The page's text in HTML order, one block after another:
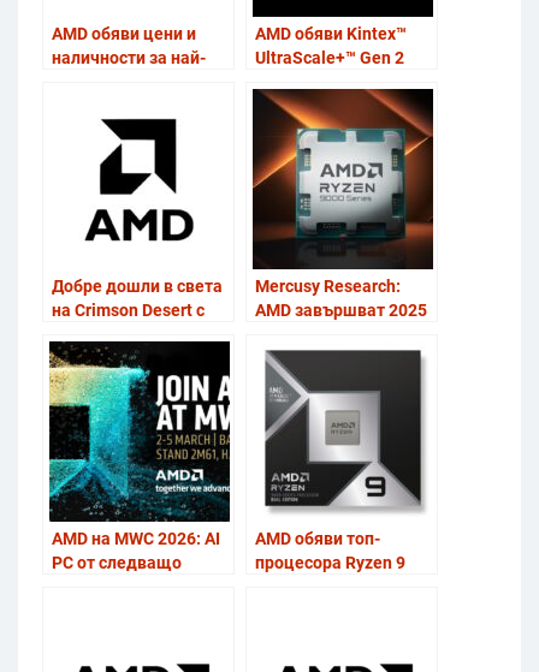
AMD обяви цени и
наличности за най-
AMD обяви Kintex™
UltraScale+™ Gen 2
интелигентни,
високопроизводителни
системи
Добре дошли в света
на Crimson Desert с
Mercusy Research:
AMD завършват 2025
сървърните и
настолните
процесори
AMD на MWC 2026: AI
PC от следващо
графични решения
AMD обяви топ-
процесора Ryzen 9